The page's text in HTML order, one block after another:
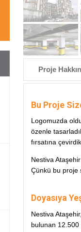
Proje
Bu Proje
Logomuzda
özenle
fırsatına
Nestiva
Çünkü bu proje
Doyasıya
Nestiva
bulunan 12.500